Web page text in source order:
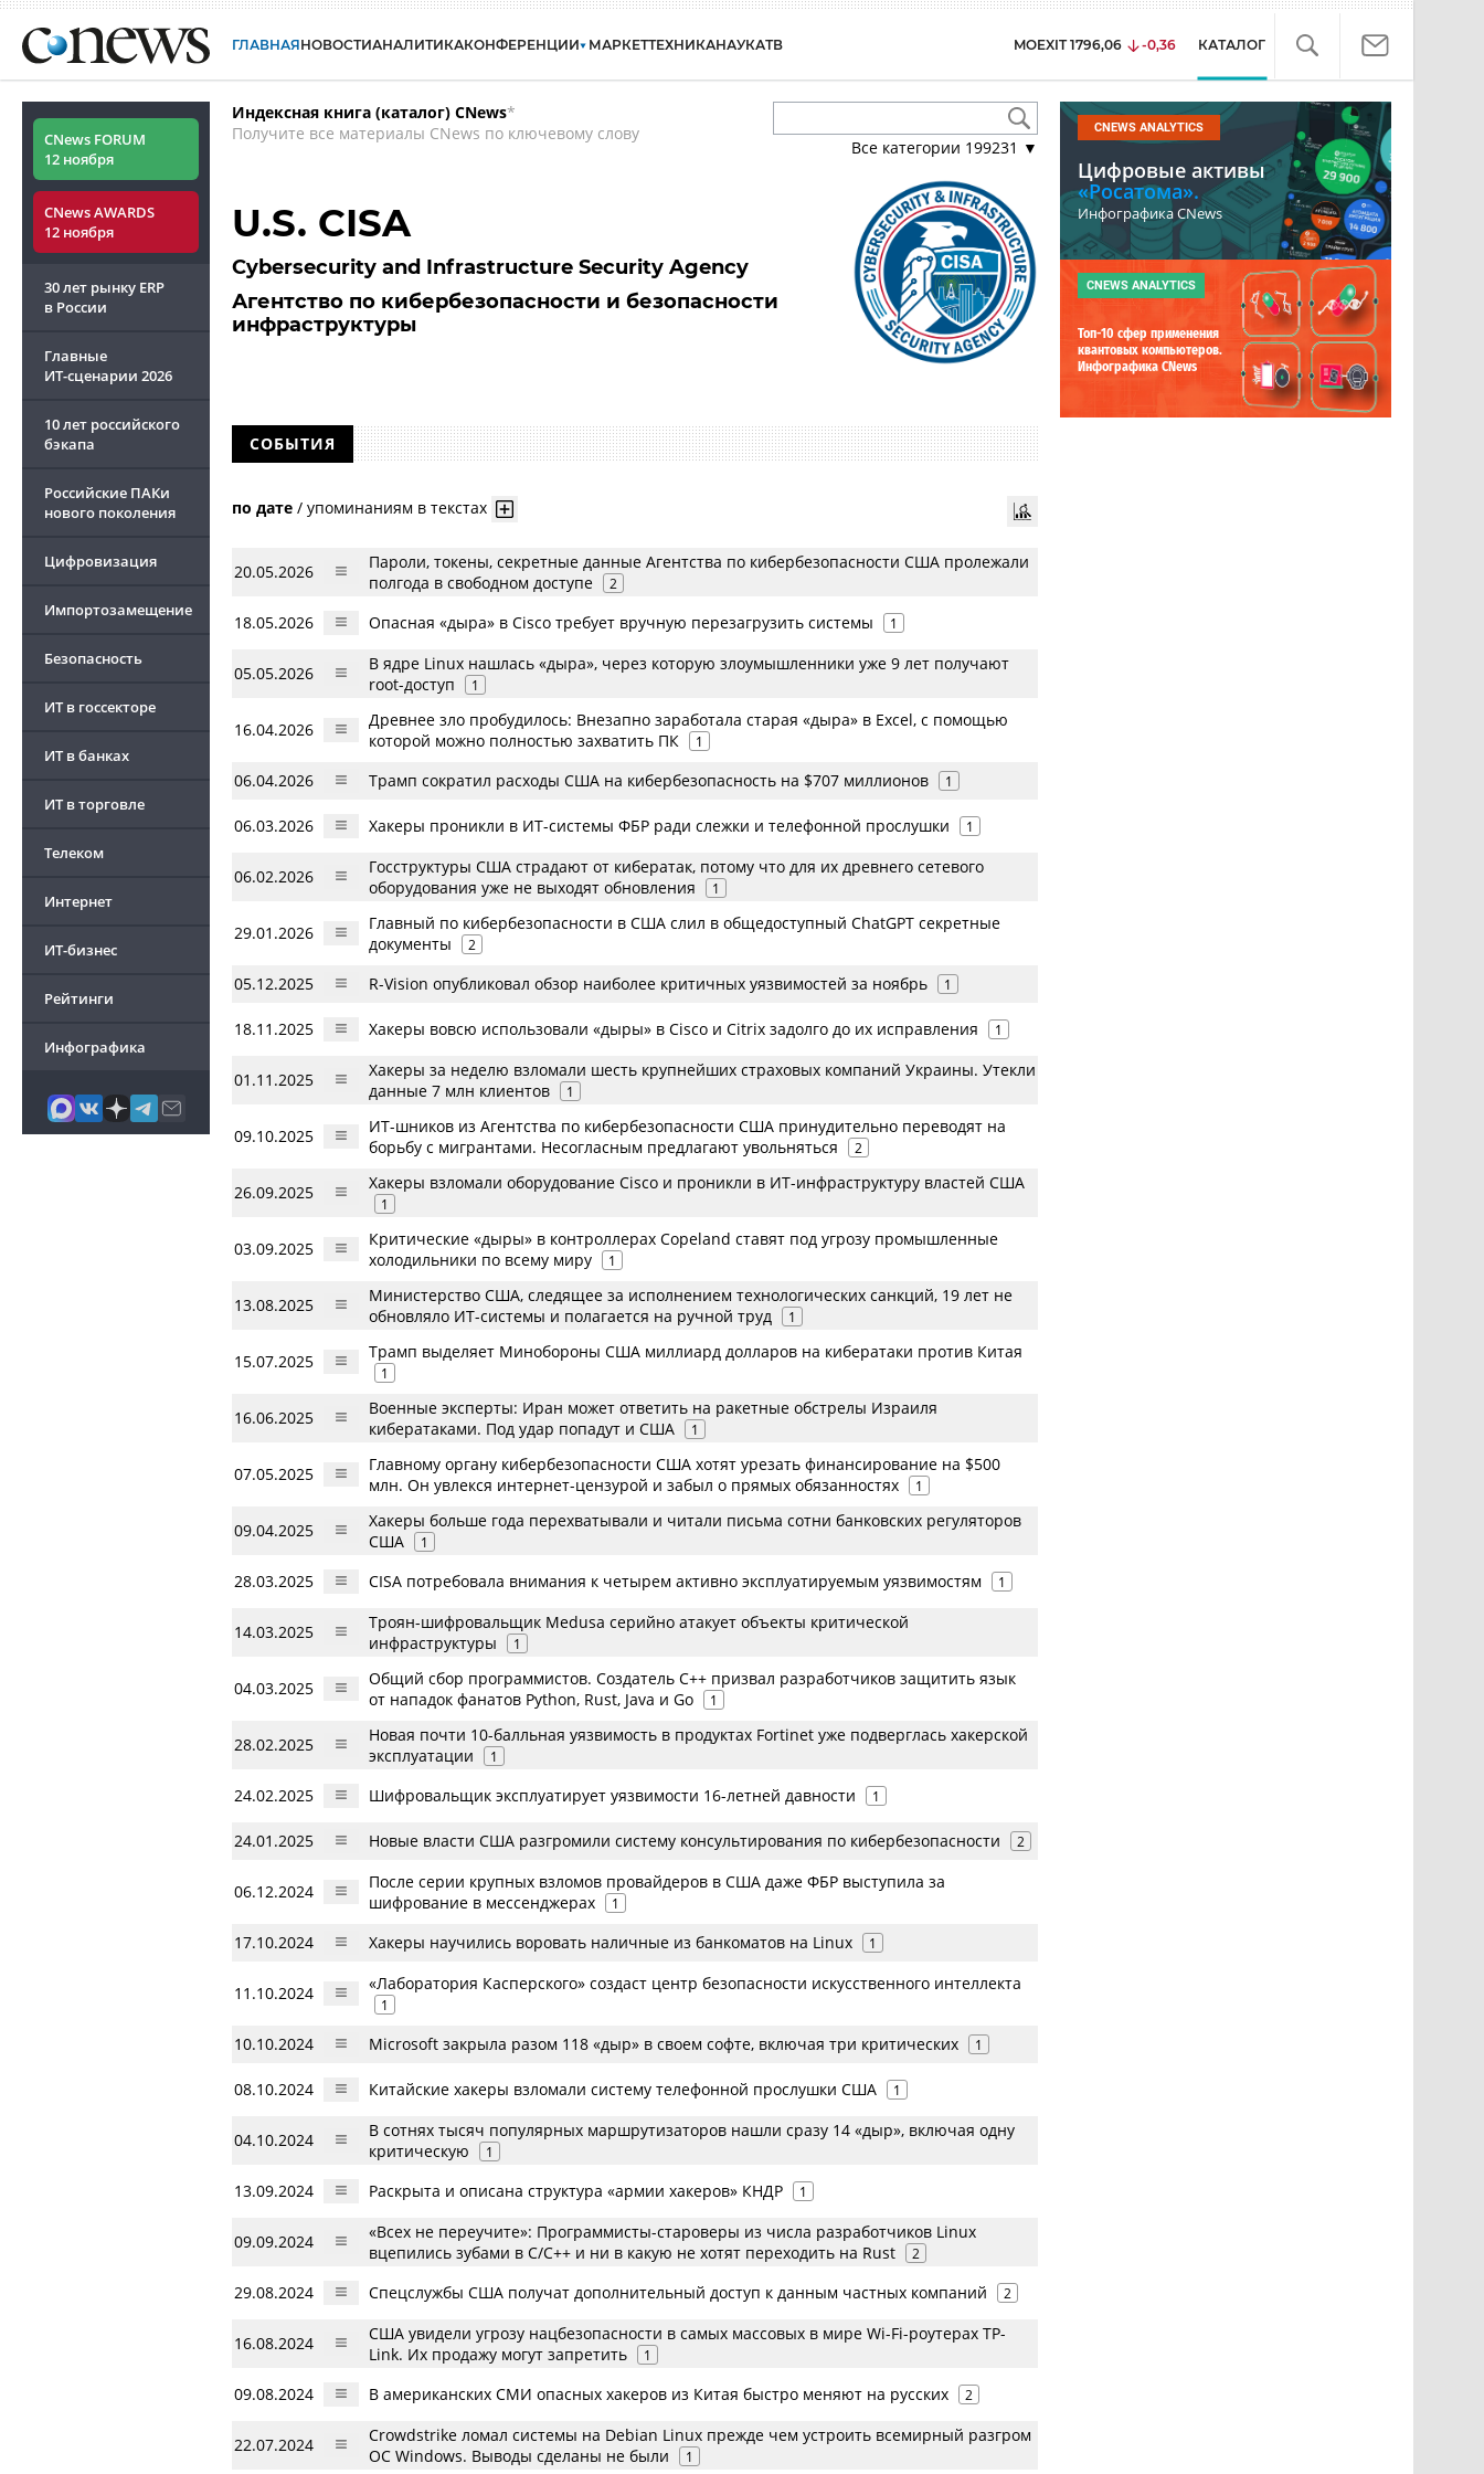
ГЛАВНАЯНОВОСТИАНАЛИТИКАКОНФЕРЕНЦИИ МАРКЕТТЕХНИКАНАУКАТВ MOEXIT 1796,06 -0,36 КАТАЛОГ
CNews FORUM
12 ноября
CNews AWARDS
12 ноября
30 лет рынку ERP
в России
Главные
ИТ-сценарии 2026
10 лет российского
бэкапа
Российские ПАКи
нового поколения
Цифровизация
Импортозамещение
Безопасность
ИТ в госсекторе
ИТ в банках
ИТ в торговле
Телеком
Интернет
ИТ-бизнес
Рейтинги
Инфографика
Индексная книга (каталог) CNews*
Получите все материалы CNews по ключевому слову
Все категории 199231 ▼
U.S. CISA
Cybersecurity and Infrastructure Security Agency
Агентство по кибербезопасности и безопасности
инфраструктуры
СОБЫТИЯ
по дате / упоминаниям в текстах
20.05.2026
Пароли, токены, секретные данные Агентства по кибербезопасности США пролежали
полгода в свободном доступе
2
18.05.2026 Опасная «дыра» в Cisco требует вручную перезагрузить системы 1
05.05.2026
В ядре Linux нашлась «дыра», через которую злоумышленники уже 9 лет получают
root-доступ
1
16.04.2026
Древнее зло пробудилось: Внезапно заработала старая «дыра» в Excel, с помощью
которой можно полностью захватить ПК
1
06.04.2026 Трамп сократил расходы США на кибербезопасность на $707 миллионов 1
06.03.2026 Хакеры проникли в ИТ-системы ФБР ради слежки и телефонной прослушки 1
06.02.2026
Госструктуры США страдают от кибератак, потому что для их древнего сетевого
оборудования уже не выходят обновления
1
29.01.2026
Главный по кибербезопасности в США слил в общедоступный ChatGPT секретные
документы
2
05.12.2025 R-Vision опубликовал обзор наиболее критичных уязвимостей за ноябрь 1
18.11.2025 Хакеры вовсю использовали «дыры» в Cisco и Citrix задолго до их исправления 1
01.11.2025
Хакеры за неделю взломали шесть крупнейших страховых компаний Украины. Утекли
данные 7 млн клиентов
1
09.10.2025
ИТ-шников из Агентства по кибербезопасности США принудительно переводят на
борьбу с мигрантами. Несогласным предлагают увольняться
2
26.09.2025 Хакеры взломали оборудование Cisco и проникли в ИТ-инфраструктуру властей США
1
03.09.2025
Критические «дыры» в контроллерах Copeland ставят под угрозу промышленные
холодильники по всему миру
1
13.08.2025
Министерство США, следящее за исполнением технологических санкций, 19 лет не
обновляло ИТ-системы и полагается на ручной труд
1
15.07.2025 Трамп выделяет Минобороны США миллиард долларов на кибератаки против Китая
1
16.06.2025
Военные эксперты: Иран может ответить на ракетные обстрелы Израиля
кибератаками. Под удар попадут и США
1
07.05.2025
Главному органу кибербезопасности США хотят урезать финансирование на $500
млн. Он увлекся интернет-цензурой и забыл о прямых обязанностях
1
09.04.2025
Хакеры больше года перехватывали и читали письма сотни банковских регуляторов
США
1
28.03.2025 CISA потребовала внимания к четырем активно эксплуатируемым уязвимостям 1
14.03.2025
Троян-шифровальщик Medusa серийно атакует объекты критической
инфраструктуры
1
04.03.2025
Общий сбор программистов. Создатель C++ призвал разработчиков защитить язык
от нападок фанатов Python, Rust, Java и Go
1
28.02.2025
Новая почти 10-балльная уязвимость в продуктах Fortinet уже подверглась хакерской
эксплуатации
1
24.02.2025 Шифровальщик эксплуатирует уязвимости 16-летней давности 1
24.01.2025 Новые власти США разгромили систему консультирования по кибербезопасности 2
06.12.2024
После серии крупных взломов провайдеров в США даже ФБР выступила за
шифрование в мессенджерах
1
17.10.2024 Хакеры научились воровать наличные из банкоматов на Linux 1
11.10.2024 «Лаборатория Касперского» создаст центр безопасности искусственного интеллекта
1
10.10.2024 Microsoft закрыла разом 118 «дыр» в своем софте, включая три критических 1
08.10.2024 Китайские хакеры взломали систему телефонной прослушки США 1
04.10.2024
В сотнях тысяч популярных маршрутизаторов нашли сразу 14 «дыр», включая одну
критическую
1
13.09.2024 Раскрыта и описана структура «армии хакеров» КНДР 1
09.09.2024
«Всех не переучите»: Программисты-староверы из числа разработчиков Linux
вцепились зубами в C/C++ и ни в какую не хотят переходить на Rust
2
29.08.2024 Спецслужбы США получат дополнительный доступ к данным частных компаний 2
16.08.2024
США увидели угрозу нацбезопасности в самых массовых в мире Wi-Fi-роутерах TP-
Link. Их продажу могут запретить
1
09.08.2024 В американских СМИ опасных хакеров из Китая быстро меняют на русских 2
22.07.2024
Crowdstrike ломал системы на Debian Linux прежде чем устроить всемирный разгром
ОС Windows. Выводы сделаны не были
1
CNEWS ANALYTICS
Цифровые активы
«Росатома».
Инфографика CNews
CNEWS ANALYTICS
Топ-10 сфер применения
квантовых компьютеров.
Инфографика CNews